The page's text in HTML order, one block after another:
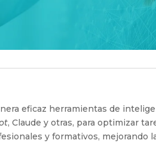
eficaz herramientas de
, Claude y otras, para optimizar
y formativos, mejorando